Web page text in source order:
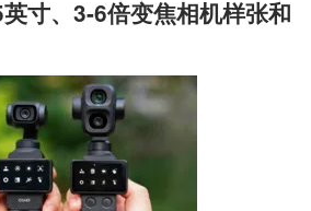
寸、3-6倍变焦相机样张和